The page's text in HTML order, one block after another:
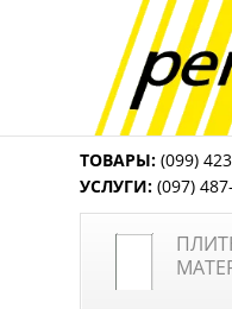
ТОВАРЫ: (099)
УСЛУГИ: (097)